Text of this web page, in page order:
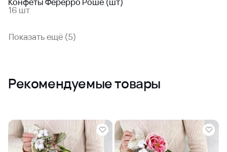
16 шт
Показать ещё (5)
Рекомендуемые товары